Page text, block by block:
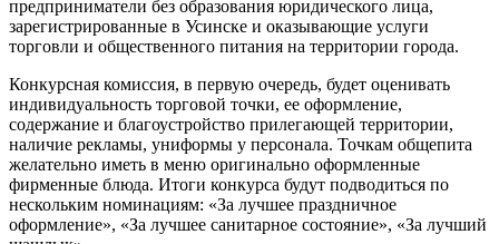
предприниматели без образования юридического лица,
зарегистрированные в Усинске и оказывающие услуги
торговли и общественного питания на территории города.
Конкурсная комиссия, в первую очередь, будет оценивать
индивидуальность торговой точки, ее оформление,
содержание и благоустройство прилегающей территории,
наличие рекламы, униформы у персонала. Точкам общепита
желательно иметь в меню оригинально оформленные
фирменные блюда. Итоги конкурса будут подводиться по
нескольким номинациям: «За лучшее праздничное
оформление», «За лучшее санитарное состояние», «За лучший